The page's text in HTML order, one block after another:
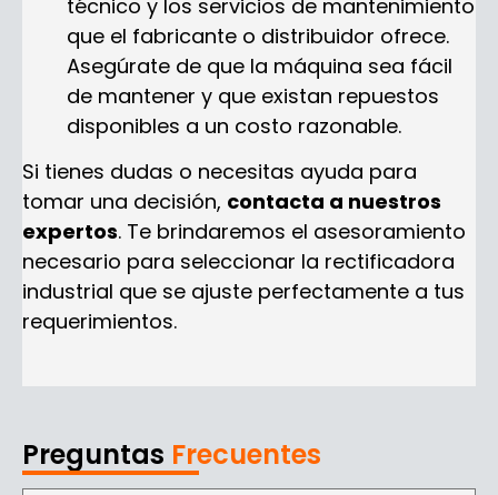
técnico y los servicios de mantenimiento
que el fabricante o distribuidor ofrece.
Asegúrate de que la máquina sea fácil
de mantener y que existan repuestos
disponibles a un costo razonable.
Si tienes dudas o necesitas ayuda para
tomar una decisión, contacta a nuestros
expertos. Te brindaremos el asesoramiento
necesario para seleccionar la rectificadora
industrial que se ajuste perfectamente a tus
requerimientos.
Preguntas Frecuentes